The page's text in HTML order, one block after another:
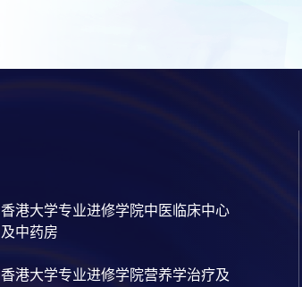
香港大学专业进修学院中医临床中心
及中药房
香港大学专业进修学院营养学治疗及